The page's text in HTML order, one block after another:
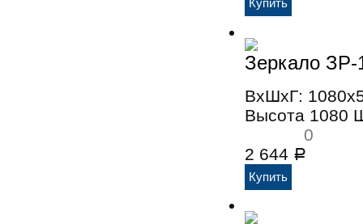
Зеркало ЗР-
ВхШхГ:
Высота 1080
0
2 644 Р